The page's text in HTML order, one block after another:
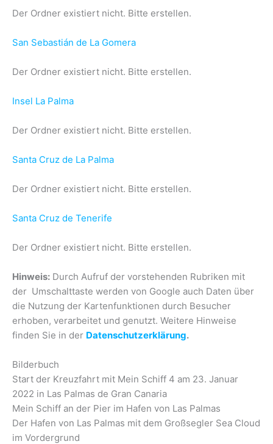
Der Ordner existiert nicht. Bitte erstellen.
San Sebastián de La Gomera
Der Ordner existiert nicht. Bitte erstellen.
Insel La Palma
Der Ordner existiert nicht. Bitte erstellen.
Santa Cruz de La Palma
Der Ordner existiert nicht. Bitte erstellen.
Santa Cruz de Tenerife
Der Ordner existiert nicht. Bitte erstellen.
Hinweis: Durch Aufruf der vorstehenden Rubriken mit
der Umschalttaste werden von Google auch Daten über
die Nutzung der Kartenfunktionen durch Besucher
erhoben, verarbeitet und genutzt. Weitere Hinweise
finden Sie in der Datenschutzerklärung.
Bilderbuch
Start der Kreuzfahrt mit Mein Schiff 4 am 23. Januar
2022 in Las Palmas de Gran Canaria
Mein Schiff an der Pier im Hafen von Las Palmas
Der Hafen von Las Palmas mit dem Großsegler Sea Cloud
im Vordergrund